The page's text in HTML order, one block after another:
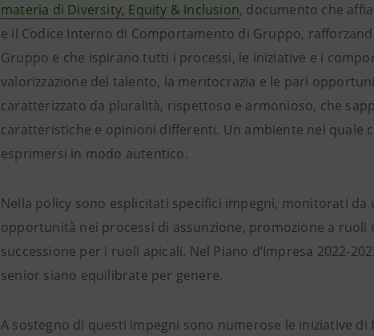
materia di Diversity, Equity & Inclusion, documento che
e il Codice Interno di Comportamento di Gruppo,
Gruppo e che ispirano tutti i processi, le iniziative e i
valorizzazione del talento, la meritocrazia e le pari
caratterizzato da pluralità, rispettoso e armonioso, che
caratteristiche e opinioni differenti. Un ambiente nel quale
esprimersi in modo autentico.
Nella policy sono esplicitati specifici impegni, monitorati
opportunità nei processi di assunzione, promozione a
successione per i ruoli apicali. Nel Piano d’Impresa 2022-
senior siano equilibrate per genere.
A sostegno di questi impegni sono numerose le iniziative